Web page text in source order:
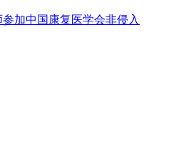
加中国康复医学会非侵入